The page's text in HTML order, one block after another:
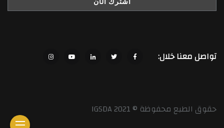
تواصل معنا خلال:
حقوق الطبع محفوظة © 2021 IGSDA